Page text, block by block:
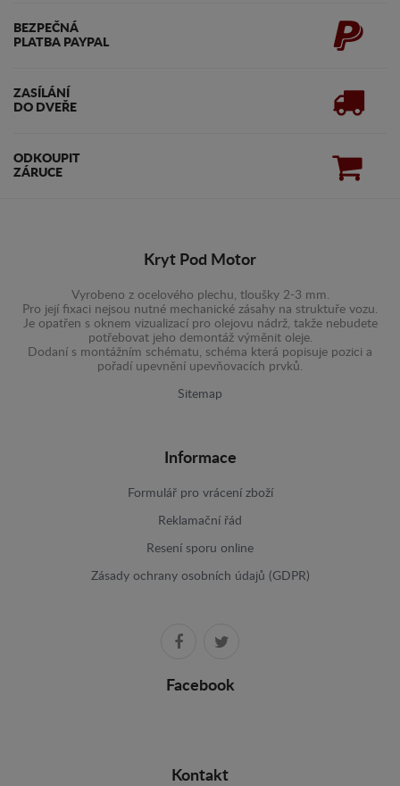
BEZPEČNÁ
PLATBA PAYPAL
ZASÍLÁNÍ
DO DVEŘE
ODKOUPIT
ZÁRUCE
Kryt Pod Motor
Vyrobeno z ocelového plechu, tloušky 2-3 mm.
Pro její fixaci nejsou nutné mechanické zásahy na struktuře vozu.
Je opatřen s oknem vizualizací pro olejovu nádrž, takže nebudete
potřebovat jeho demontáž výměnit oleje.
Dodaní s montážním schématu, schéma která popisuje pozici a
pořadí upevnění upevňovacích prvků.
Sitemap
Informace
Formulář pro vrácení zboží
Reklamační řád
Resení sporu online
Zásady ochrany osobních údajů (GDPR)
Facebook
Kontakt